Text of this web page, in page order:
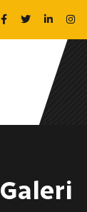
Galeri